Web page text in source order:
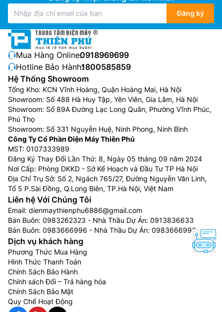
Đăng ký
Mua Hàng Online:0918969699
Hotline Bảo Hành:1800585859
Hệ Thống Showroom
Tổng Kho: KCN Vĩnh Hoàng, Quận Hoàng Mai, Hà Nội
Showroom: Số 488 Hà Huy Tập, Yên Viên, Gia Lâm, Hà Nội
Showroom: Số 89A Đường Lạc Long Quân, Phường Vĩnh Phúc,
Phú Thọ
Showroom: Số 331 Nguyễn Huệ, Ninh Phong, Ninh Bình
Công Ty Cổ Phần Điện Máy Thiên Phú
MST: 0107333989
Đăng Ký Thay Đổi Lần Thứ: 8, Ngày 05 tháng 09 năm 2024
Nơi Cấp: Phòng DKKD - Sở Kế Hoạch và Đầu Tư TP Hà Nội
Địa Chỉ Trụ Sở: Số 2, Ngách 765/27, Đường Nguyễn Văn Linh,
Tổ 5 P.Sài Đồng, Q.Long Biên, TP.Hà Nội, Việt Nam
Liên hệ Với Chúng Tôi
Email: dienmaythienphu6886@gmail.com
Bán Buôn: 0983262323 - Nhà Thầu Dự Án: 0913836633
Bán Buôn: 0983666996 - Nhà Thầu Dự Án: 0983666996
Dịch vụ khách hàng
Phương Thức Mua Hàng
Hình Thức Thanh Toán
Chính Sách Bảo Hành
Chính sách Đổi – Trả hàng hóa
Chính Sách Bảo Mật
Quy Chế Hoạt Động